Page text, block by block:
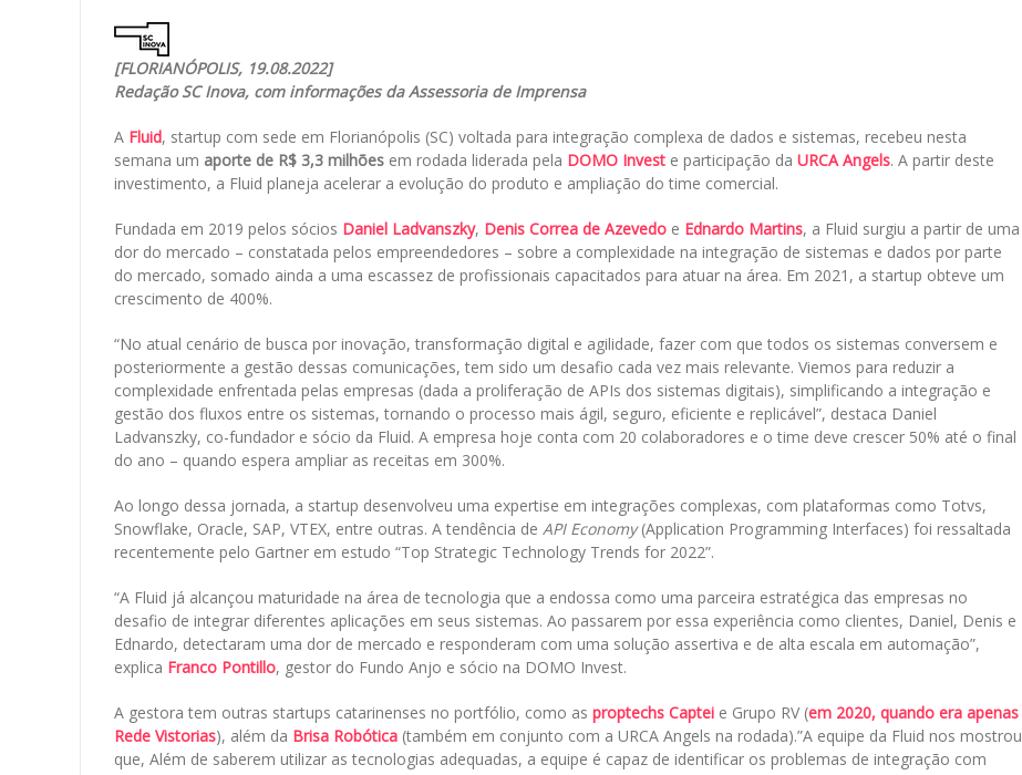
[FLORIANÓPOLIS, 19.08.2022]
Redação SC Inova, com informações da Assessoria de Imprensa
A Fluid, startup com sede em Florianópolis (SC) voltada para integração complexa de dados e sistemas, recebeu nesta
semana um aporte de R$ 3,3 milhões em rodada liderada pela DOMO Invest e participação da URCA Angels. A partir deste
investimento, a Fluid planeja acelerar a evolução do produto e ampliação do time comercial.
Fundada em 2019 pelos sócios Daniel Ladvanszky, Denis Correa de Azevedo e Ednardo Martins, a Fluid surgiu a partir de uma
dor do mercado – constatada pelos empreendedores – sobre a complexidade na integração de sistemas e dados por parte
do mercado, somado ainda a uma escassez de profissionais capacitados para atuar na área. Em 2021, a startup obteve um
crescimento de 400%.
“No atual cenário de busca por inovação, transformação digital e agilidade, fazer com que todos os sistemas conversem e
posteriormente a gestão dessas comunicações, tem sido um desafio cada vez mais relevante. Viemos para reduzir a
complexidade enfrentada pelas empresas (dada a proliferação de APIs dos sistemas digitais), simplificando a integração e
gestão dos fluxos entre os sistemas, tornando o processo mais ágil, seguro, eficiente e replicável”, destaca Daniel
Ladvanszky, co-fundador e sócio da Fluid. A empresa hoje conta com 20 colaboradores e o time deve crescer 50% até o final
do ano – quando espera ampliar as receitas em 300%.
Ao longo dessa jornada, a startup desenvolveu uma expertise em integrações complexas, com plataformas como Totvs,
Snowflake, Oracle, SAP, VTEX, entre outras. A tendência de API Economy(Application Programming Interfaces) foi ressaltada
recentemente pelo Gartner em estudo “Top Strategic Technology Trends for 2022”.
“A Fluid já alcançou maturidade na área de tecnologia que a endossa como uma parceira estratégica das empresas no
desafio de integrar diferentes aplicações em seus sistemas. Ao passarem por essa experiência como clientes, Daniel, Denis e
Ednardo, detectaram uma dor de mercado e responderam com uma solução assertiva e de alta escala em automação”,
explica Franco Pontillo, gestor do Fundo Anjo e sócio na DOMO Invest.
A gestora tem outras startups catarinenses no portfólio, como as proptechs Captei e Grupo RV (em 2020, quando era apenas
Rede Vistorias), além da Brisa Robótica (também em conjunto com a URCA Angels na rodada).”A equipe da Fluid nos mostrou
que, Além de saberem utilizar as tecnologias adequadas, a equipe é capaz de identificar os problemas de integração com